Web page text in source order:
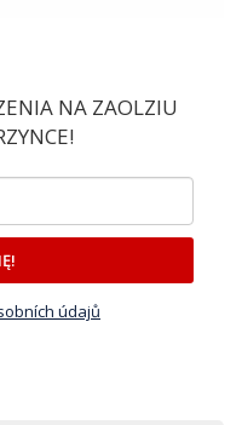
NA ZAOLZIU
údajů